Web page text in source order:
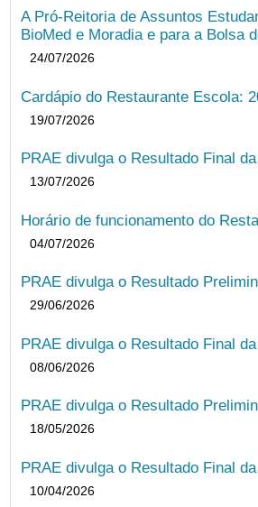
A Pró-Reitoria de Assuntos
BioMed e Moradia e para a Bolsa
24/07/2026
Cardápio do Restaurante Escola:
19/07/2026
PRAE divulga o Resultado Final
13/07/2026
Horário de funcionamento do
04/07/2026
PRAE divulga o Resultado
29/06/2026
PRAE divulga o Resultado Final
08/06/2026
PRAE divulga o Resultado
18/05/2026
PRAE divulga o Resultado Final
10/04/2026